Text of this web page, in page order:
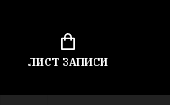
ЛИСТ ЗАПИСИ